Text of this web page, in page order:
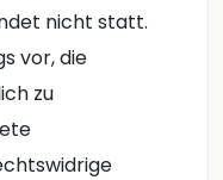
nicht statt.
vor, die
zu